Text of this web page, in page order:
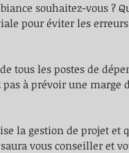
souhaitez-vous ?
pour éviter les
tous les postes de
à prévoir une marge
la gestion de projet et
vous conseiller et